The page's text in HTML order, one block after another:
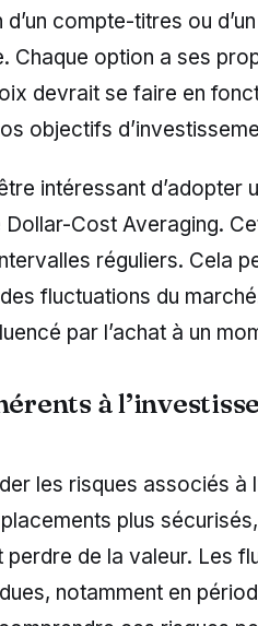
d’un compte-titres ou
Chaque option a ses
devrait se faire en
objectifs
intéressant d’adopter
Dollar-Cost Averaging.
réguliers. Cela
fluctuations du
par l’achat à un
à
les risques associés à
plus
perdre de la valeur. Les
notamment en